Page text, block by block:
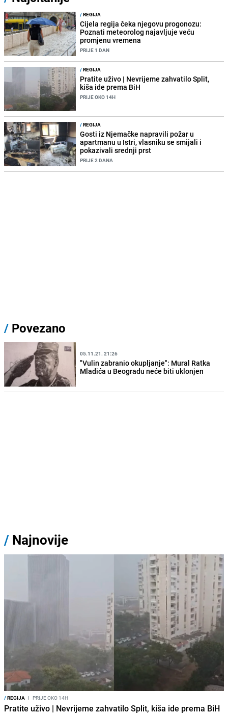
/REGIJA
Cijela regija čeka njegovu progonozu:
Poznati meteorolog najavljuje veću
promjenu vremena
PRIJE 1 DAN
/REGIJA
Pratite uživo | Nevrijeme zahvatilo Split,
kiša ide prema BiH
PRIJE OKO 14H
/REGIJA
Gosti iz Njemačke napravili požar u
apartmanu u Istri, vlasniku se smijali i
pokazivali srednji prst
PRIJE 2 DANA
/ Povezano
05.11.21. 21:26
"Vulin zabranio okupljanje": Mural Ratka
Mladića u Beogradu neće biti uklonjen
/ Najnovije
/REGIJA I PRIJE OKO 14H
Pratite uživo | Nevrijeme zahvatilo Split, kiša ide prema BiH